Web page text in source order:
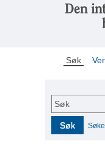
Den
Søk
Søk
Søk